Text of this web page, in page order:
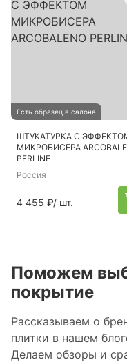
Есть образец в салоне
ШТУКАТУРКА С
МИКРОБИСЕРА
PERLINE
Россия
4 455 ₽/ шт.
Поможем
покрытие
Рассказываем о
плитки в нашем
Делаем обзоры и